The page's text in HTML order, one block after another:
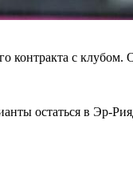
контракта с клубом.
остаться в Эр-